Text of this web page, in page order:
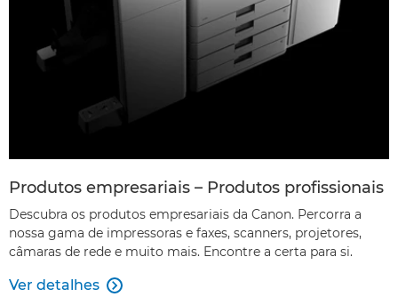
Produtos empresariais – Produtos profissionais
Descubra os produtos empresariais da Canon. Percorra a
nossa gama de impressoras e faxes, scanners, projetores,
câmaras de rede e muito mais. Encontre a certa para si.
Ver detalhes 